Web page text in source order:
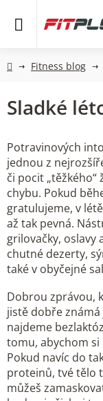
DomůFitness blog
Sladké
Potravinových
jednou z
či pocit
chybu. Pokud
gratulujeme, v
až tak pevná.
grilovačky, oslavy
chutné dezerty,
také v obyčejné
Dobrou zprávou,
jistě dobře
najdeme
tomu, abychom
Pokud navíc do
proteinů, tvé tělo
můžeš